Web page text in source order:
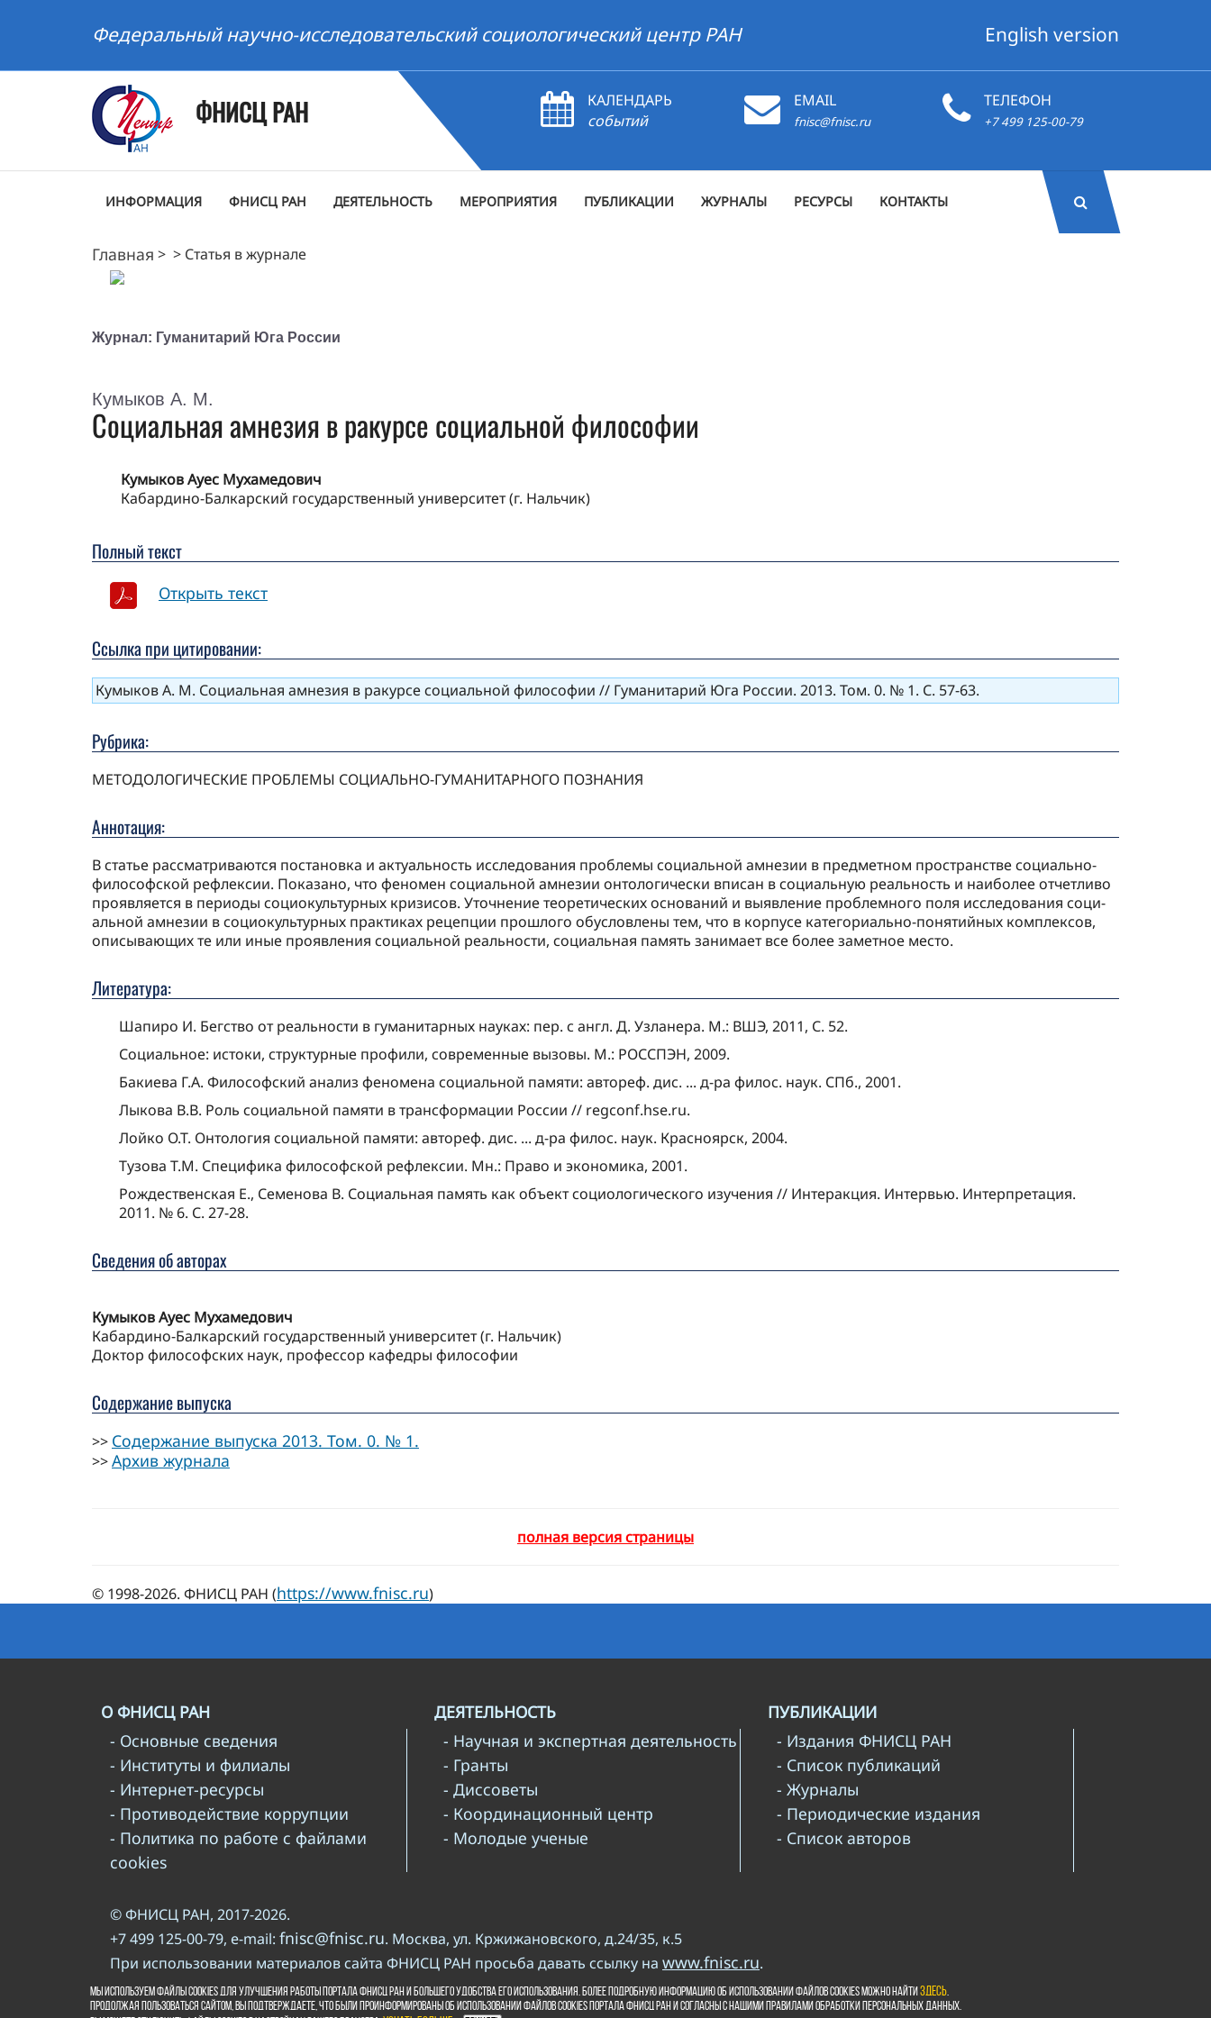
Федеральный научно-исследовательский социологический центр РАН English version
ФНИСЦ РАН
КАЛЕНДАРЬ
событий
EMAIL
fnisc@fnisc.ru
ТЕЛЕФОН
+7 499 125-00-79
ИНФОРМАЦИЯ ФНИСЦ РАН ДЕЯТЕЛЬНОСТЬ МЕРОПРИЯТИЯ ПУБЛИКАЦИИ ЖУРНАЛЫ РЕСУРСЫ КОНТАКТЫ
Главная > > Статья в журнале
Журнал: Гуманитарий Юга России
Кумыков А. М.
Социальная амнезия в ракурсе социальной философии
Кумыков Ауес Мухамедович
Кабардино-Балкарский государственный университет (г. Нальчик)
Полный текст
Открыть текст
Ссылка при цитировании:
Кумыков А. М. Социальная амнезия в ракурсе социальной философии // Гуманитарий Юга России. 2013. Том. 0. № 1. С. 57-63.
Рубрика:
МЕТОДОЛОГИЧЕСКИЕ ПРОБЛЕМЫ СОЦИАЛЬНО-ГУМАНИТАРНОГО ПОЗНАНИЯ
Аннотация:
В статье рассматриваются постановка и актуальность исследования пробле­мы социальной амнезии в предметном пространстве социально-
философской рефлексии. Показано, что феномен со­циальной амнезии онтологически впи­сан в социальную реальность и наибо­лее отчетливо
проявляется в периоды социокультурных кризисов. Уточнение теоретических оснований и выявление проблемного поля исследования соци­
альной амнезии в социокультурных практиках рецепции прошлого обу­словлены тем, что в корпусе категори­ально-понятийных комплексов,
описы­вающих те или иные проявления соци­альной реальности, социальная память занимает все более заметное место.
Литература:
Шапиро И. Бегство от реальности в гуманитарных науках: пер. с англ. Д. Узланера. М.: ВШЭ, 2011, С. 52.
Социальное: истоки, структурные профили, современные вызовы. М.: РОССПЭН, 2009.
Бакиева Г.А. Философский анализ феномена социальной памяти: автореф. дис. ... д-ра филос. наук. СПб., 2001.
Лыкова В.В. Роль социальной памяти в трансформации России // regconf.hse.ru.
Лойко О.Т. Онтология социальной памяти: автореф. дис. ... д-ра филос. наук. Красноярск, 2004.
Тузова Т.М. Специфика философской рефлексии. Мн.: Право и экономика, 2001.
Рождественская Е., Семенова В. Социальная память как объект социологического изучения // Интеракция. Интервью. Интерпретация.
2011. № 6. С. 27-28.
Сведения об авторах
Кумыков Ауес Мухамедович
Кабардино-Балкарский государственный университет (г. Нальчик)
Доктор философских наук, профессор кафедры философии
Содержание выпуска
>> Содержание выпуска 2013. Том. 0. № 1.
>>Архив журнала
полная версия страницы
© 1998-2026. ФНИСЦ РАН (https://www.fnisc.ru)
О ФНИСЦ РАН
- Основные сведения
- Институты и филиалы
- Интернет-ресурсы
- Противодействие коррупции
- Политика по работе с файлами
cookies
ДЕЯТЕЛЬНОСТЬ
- Научная и экспертная деятельность
- Гранты
- Диссоветы
- Координационный центр
- Молодые ученые
ПУБЛИКАЦИИ
- Издания ФНИСЦ РАН
- Список публикаций
- Журналы
- Периодические издания
- Список авторов
© ФНИСЦ РАН, 2017-2026.
+7 499 125-00-79, e-mail: fnisc@fnisc.ru. Москва, ул. Кржижановского, д.24/35, к.5
При использовании материалов сайта ФНИСЦ РАН просьба давать ссылку на www.fnisc.ru.
Пожалуйста, познакомьтесь справилами копирайта
ВКонтакте
Мы используем файлы cookies для улучшения работы портала ФНИСЦ РАН и большего удобства его использования. Более подробную информацию об использовании файлов cookies можно найтиздесь.
Продолжая пользоваться сайтом, Вы подтверждаете, что были проинформированы об использовании файлов cookies портала ФНИСЦ РАН и согласны с нашими правилами обработки персональных данных.